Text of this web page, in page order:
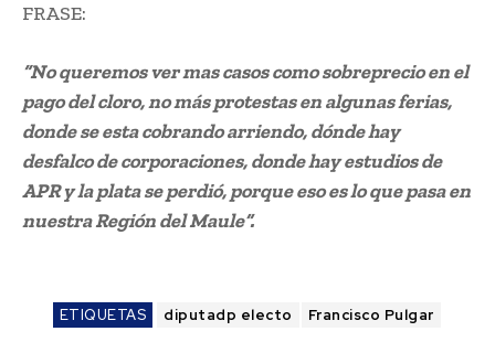
FRASE:
“No queremos ver mas casos como sobreprecio en el
pago del cloro, no más protestas en algunas ferias,
donde se esta cobrando arriendo, dónde hay
desfalco de corporaciones, donde hay estudios de
APR y la plata se perdió, porque eso es lo que pasa en
nuestra Región del Maule”.
ETIQUETAS diputadp electo Francisco Pulgar